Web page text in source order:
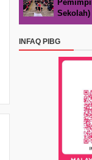
Sekolah)
INFAQ PIBG